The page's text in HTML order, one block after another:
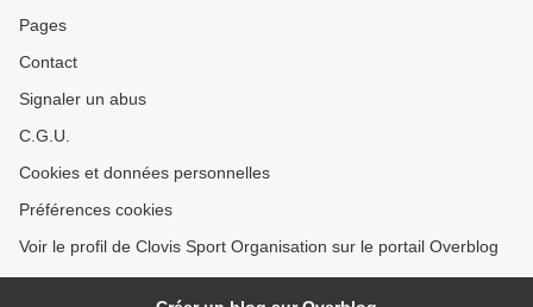
Pages
Contact
Signaler un abus
C.G.U.
Cookies et données personnelles
Préférences cookies
Voir le profil de Clovis Sport Organisation sur le portail Overblog